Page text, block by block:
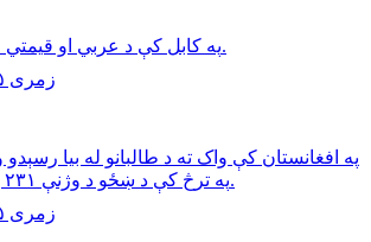
په كابل كې د عربي او قيمتي عطرو بازار ګرم دى.
۱۸ زمری ۱۴۰۵، ۱۴:۳۰
په افغانستان کې واک ته د طالبانو له بیا رسېدو
په ترڅ کې د ښځو د وژنې ۲۳۱ پېښې ثبت شوي دي.
۱۸ زمری ۱۴۰۵، ۱۴:۰۴